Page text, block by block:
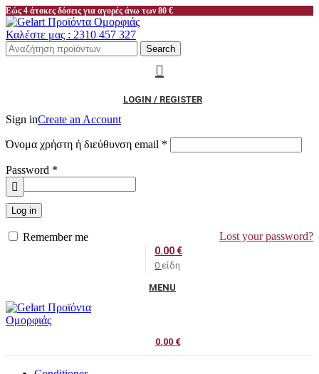
Εώς 4 άτοκες δόσεις για αγορές άνω των 80 €
Καλέστε μας : 2310 457 327
Search
LOGIN / REGISTER
Sign inCreate an Account
Όνομα χρήστη ή διεύθυνση email *
Password *
Log in
Lost your password?
Remember me
0 είδη
0.00€
MENU
0.00 €